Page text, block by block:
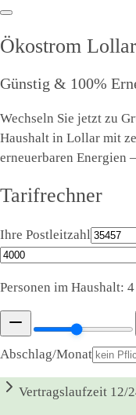
Ökostrom Lollar
Günstig & 100%
Wechseln Sie jetzt zu
Haushalt in Lollar mit
erneuerbaren Energien
Tarifrechner
Ihre Postleitzahl
Personen im Haushalt: 4
Abschlag/Monat
Vertragslaufzeit 12/